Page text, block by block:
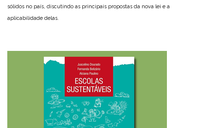
sólidos no país, discutindo as principais propostas da nova lei e a
aplicabilidade delas.